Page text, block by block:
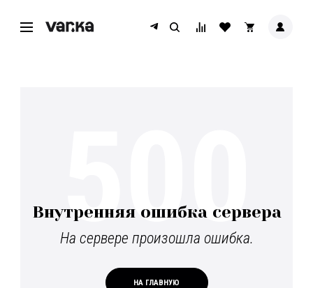
Внутренняя ошибка сервера
На сервере произошла ошибка.
НА ГЛАВНУЮ
500